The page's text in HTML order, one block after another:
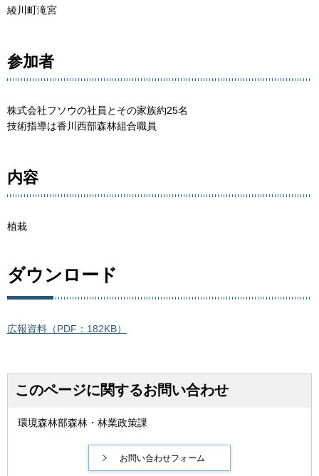
綾川町滝宮
参加者
株式会社フソウの社員とその家族約25名
技術指導は香川西部森林組合職員
内容
植栽
ダウンロード
広報資料（PDF：182KB）
このページに関するお問い合わせ
環境森林部森林・林業政策課